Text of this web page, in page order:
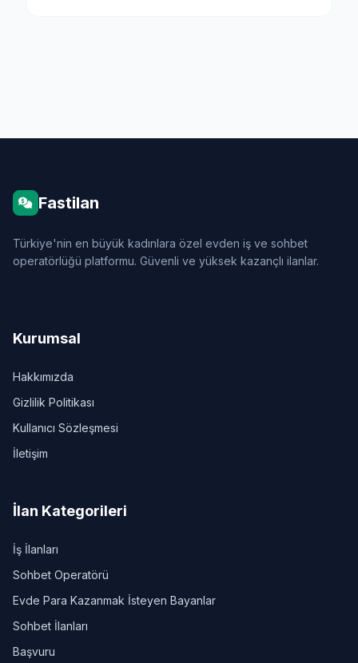
Fastilan
Türkiye'nin en büyük kadınlara özel evden iş ve sohbet
operatörlüğü platformu. Güvenli ve yüksek kazançlı ilanlar.
Kurumsal
Hakkımızda
Gizlilik Politikası
Kullanıcı Sözleşmesi
İletişim
İlan Kategorileri
İş İlanları
Sohbet Operatörü
Evde Para Kazanmak İsteyen Bayanlar
Sohbet İlanları
Başvuru